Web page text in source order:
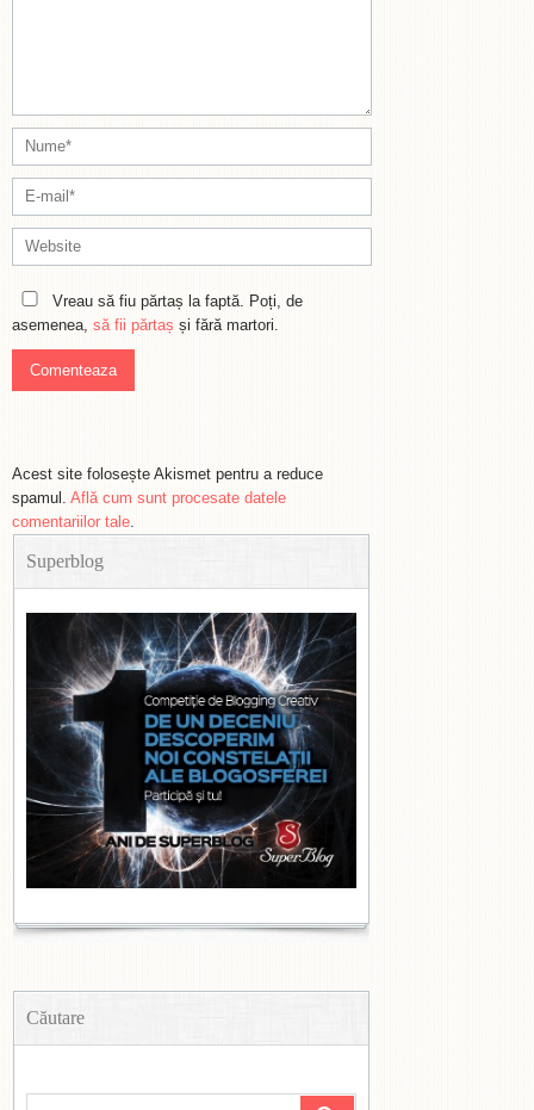
Vreau să fiu părtaș la faptă. Poți, de
asemenea, să fii părtaș și fără martori.
Acest site folosește Akismet pentru a reduce
spamul. Află cum sunt procesate datele
comentariilor tale.
Superblog
Căutare